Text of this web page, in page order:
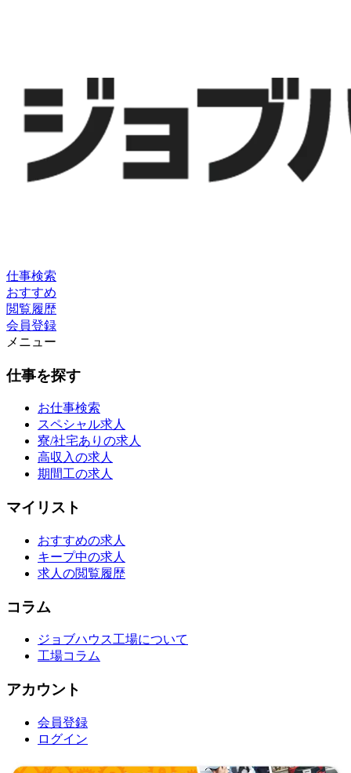
仕事検索
おすすめ
閲覧履歴
会員登録
メニュー
仕事を探す
お仕事検索
スペシャル求人
寮/社宅ありの求人
高収入の求人
期間工の求人
マイリスト
おすすめの求人
キープ中の求人
求人の閲覧履歴
コラム
ジョブハウス工場について
工場コラム
アカウント
会員登録
ログイン